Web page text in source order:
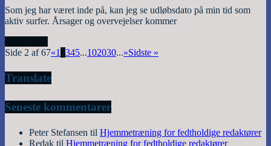
Som jeg har været inde på, kan jeg se udløbsdato på min tid som
aktiv surfer. Årsager og overvejelser kommer
Side 2 af 67«1 2345...102030...»Sidste »
Translate
Seneste kommentarer
Peter Stefansen til Hjemmetræning for fedtholdige redaktører
Redak til Hjemmetræning for fedtholdige redaktører